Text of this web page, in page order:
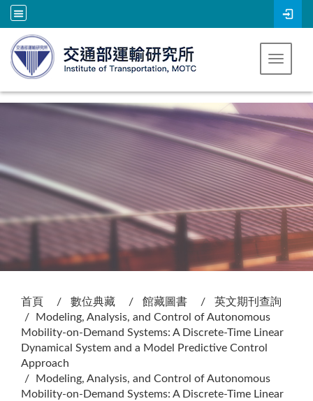
跳到主要內容
Toggle
首頁 數位典藏 館藏圖書
英文期刊查詢
Modeling, Analysis, and Control of Autonomous
Mobility-on-Demand Systems: A Discrete-Time Linear
Dynamical System and a Model Predictive Control
Approach
Modeling, Analysis, and Control of Autonomous
Mobility-on-Demand Systems: A Discrete-Time Linear